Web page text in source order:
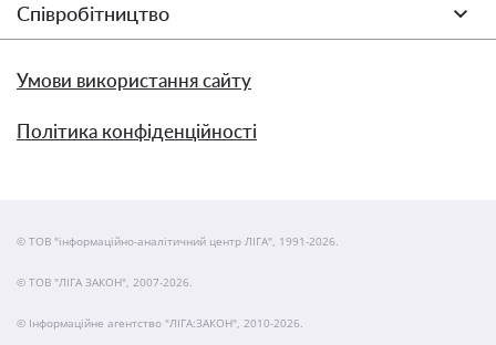
Співробітництво
Умови використання сайту
Політика конфіденційності
© ТОВ "інформаційно-аналітичний центр ЛІГА", 1991-2026.
© ТОВ "ЛІГА ЗАКОН", 2007-2026.
© Інформаційне агентство "ЛІГА:ЗАКОН", 2010-2026.